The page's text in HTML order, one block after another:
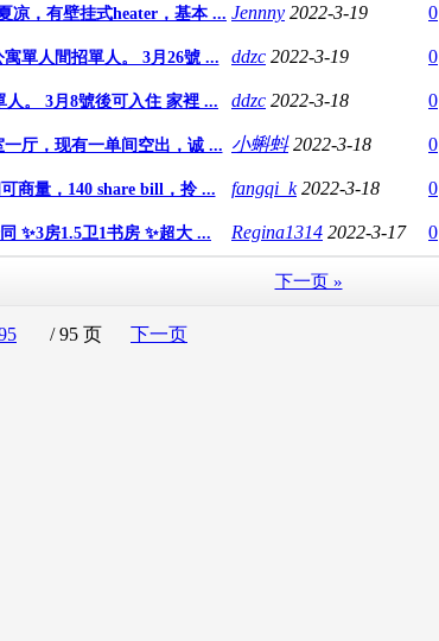
凉，有壁挂式heater，基本 ... Jennny 2022-3-19 0
單人間招單人。 3月26號 ... ddzc 2022-3-19 0
。 3月8號後可入住 家裡 ... ddzc 2022-3-18 0
厅，现有一单间空出，诚 ... 小蝌蚪 2022-3-18 0
商量，140 share bill，拎 ... fangqi_k 2022-3-18 0
✨3房1.5卫1书房 ✨超大 ... Regina1314 2022-3-17 0
下一页 »
/ 95 页
下一页